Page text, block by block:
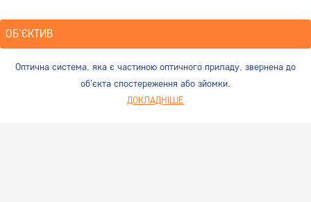
ОБ'ЄКТИВ
Оптична система, яка є частиною оптичного приладу, звернена до
об'єкта спостереження або зйомки.
ДОКЛАДНІШЕ